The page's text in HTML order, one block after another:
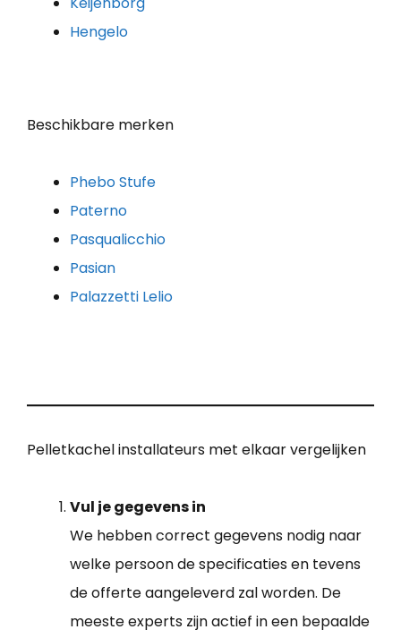
Hengelo
Beschikbare merken
Phebo Stufe
Paterno
Pasqualicchio
Pasian
Palazzetti Lelio
Pelletkachel installateurs met elkaar vergelijken
Vul je gegevens in
We hebben correct gegevens nodig naar
welke persoon de specificaties en tevens
de offerte aangeleverd zal worden. De
meeste experts zijn actief in een bepaalde